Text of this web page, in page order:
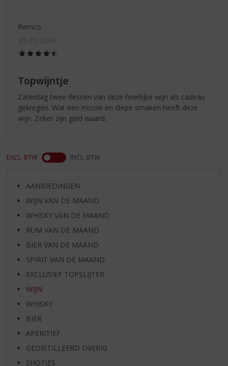
Remco
30-09-2019
Topwijntje
Zaterdag twee flessen van deze heerlijke wijn als cadeau
gekregen. Wat een mooie en diepe smaken heeft deze
wijn. Zeker zijn geld waard.
EXCL. BTW INCL. BTW
AANBIEDINGEN
WIJN VAN DE MAAND
WHISKY VAN DE MAAND
RUM VAN DE MAAND
BIER VAN DE MAAND
SPIRIT VAN DE MAAND
EXCLUSIEF TOPSLIJTER
WIJN
WHISKY
BIER
APERITIEF
GEDISTILLEERD OVERIG
SHOTJES